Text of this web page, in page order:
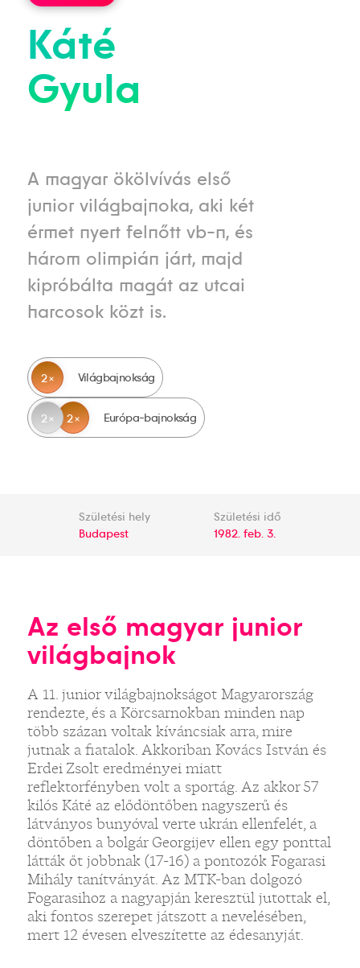
Káté
Gyula
A magyar ökölvívás első
junior világbajnoka, aki két
érmet nyert felnőtt vb-n, és
három olimpián járt, majd
kipróbálta magát az utcai
harcosok közt is.
2 Világbajnokság
2 2 Európa-bajnokság
Születési hely
Budapest
Születési idő
1982. feb. 3.
Az első magyar junior
világbajnok
A 11. junior világbajnokságot Magyarország
rendezte, és a Körcsarnokban minden nap
több százan voltak kíváncsiak arra, mire
jutnak a fiatalok. Akkoriban Kovács István és
Erdei Zsolt eredményei miatt
reflektorfényben volt a sportág. Az akkor 57
kilós Káté az elődöntőben nagyszerű és
látványos bunyóval verte ukrán ellenfelét, a
döntőben a bolgár Georgijev ellen egy ponttal
látták őt jobbnak (17-16) a pontozók Fogarasi
Mihály tanítványát. Az MTK-ban dolgozó
Fogarasihoz a nagyapján keresztül jutottak el,
aki fontos szerepet játszott a nevelésében,
mert 12 évesen elveszítette az édesanyját.